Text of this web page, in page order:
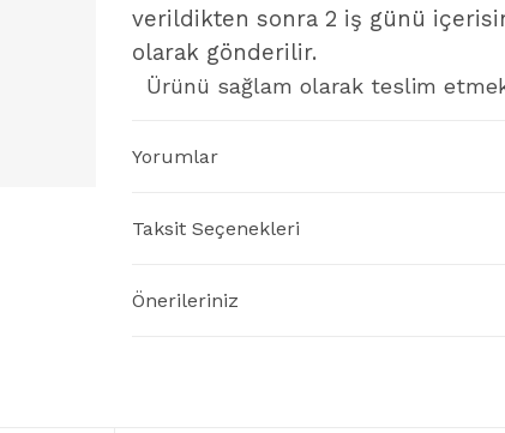
verildikten sonra 2 iş günü
olarak gönderilir.
Ürünü sağlam olarak teslim etmek
Yorumlar
Taksit Seçenekleri
Önerileriniz